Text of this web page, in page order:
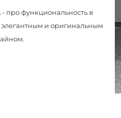
про функциональность в
и оригинальным